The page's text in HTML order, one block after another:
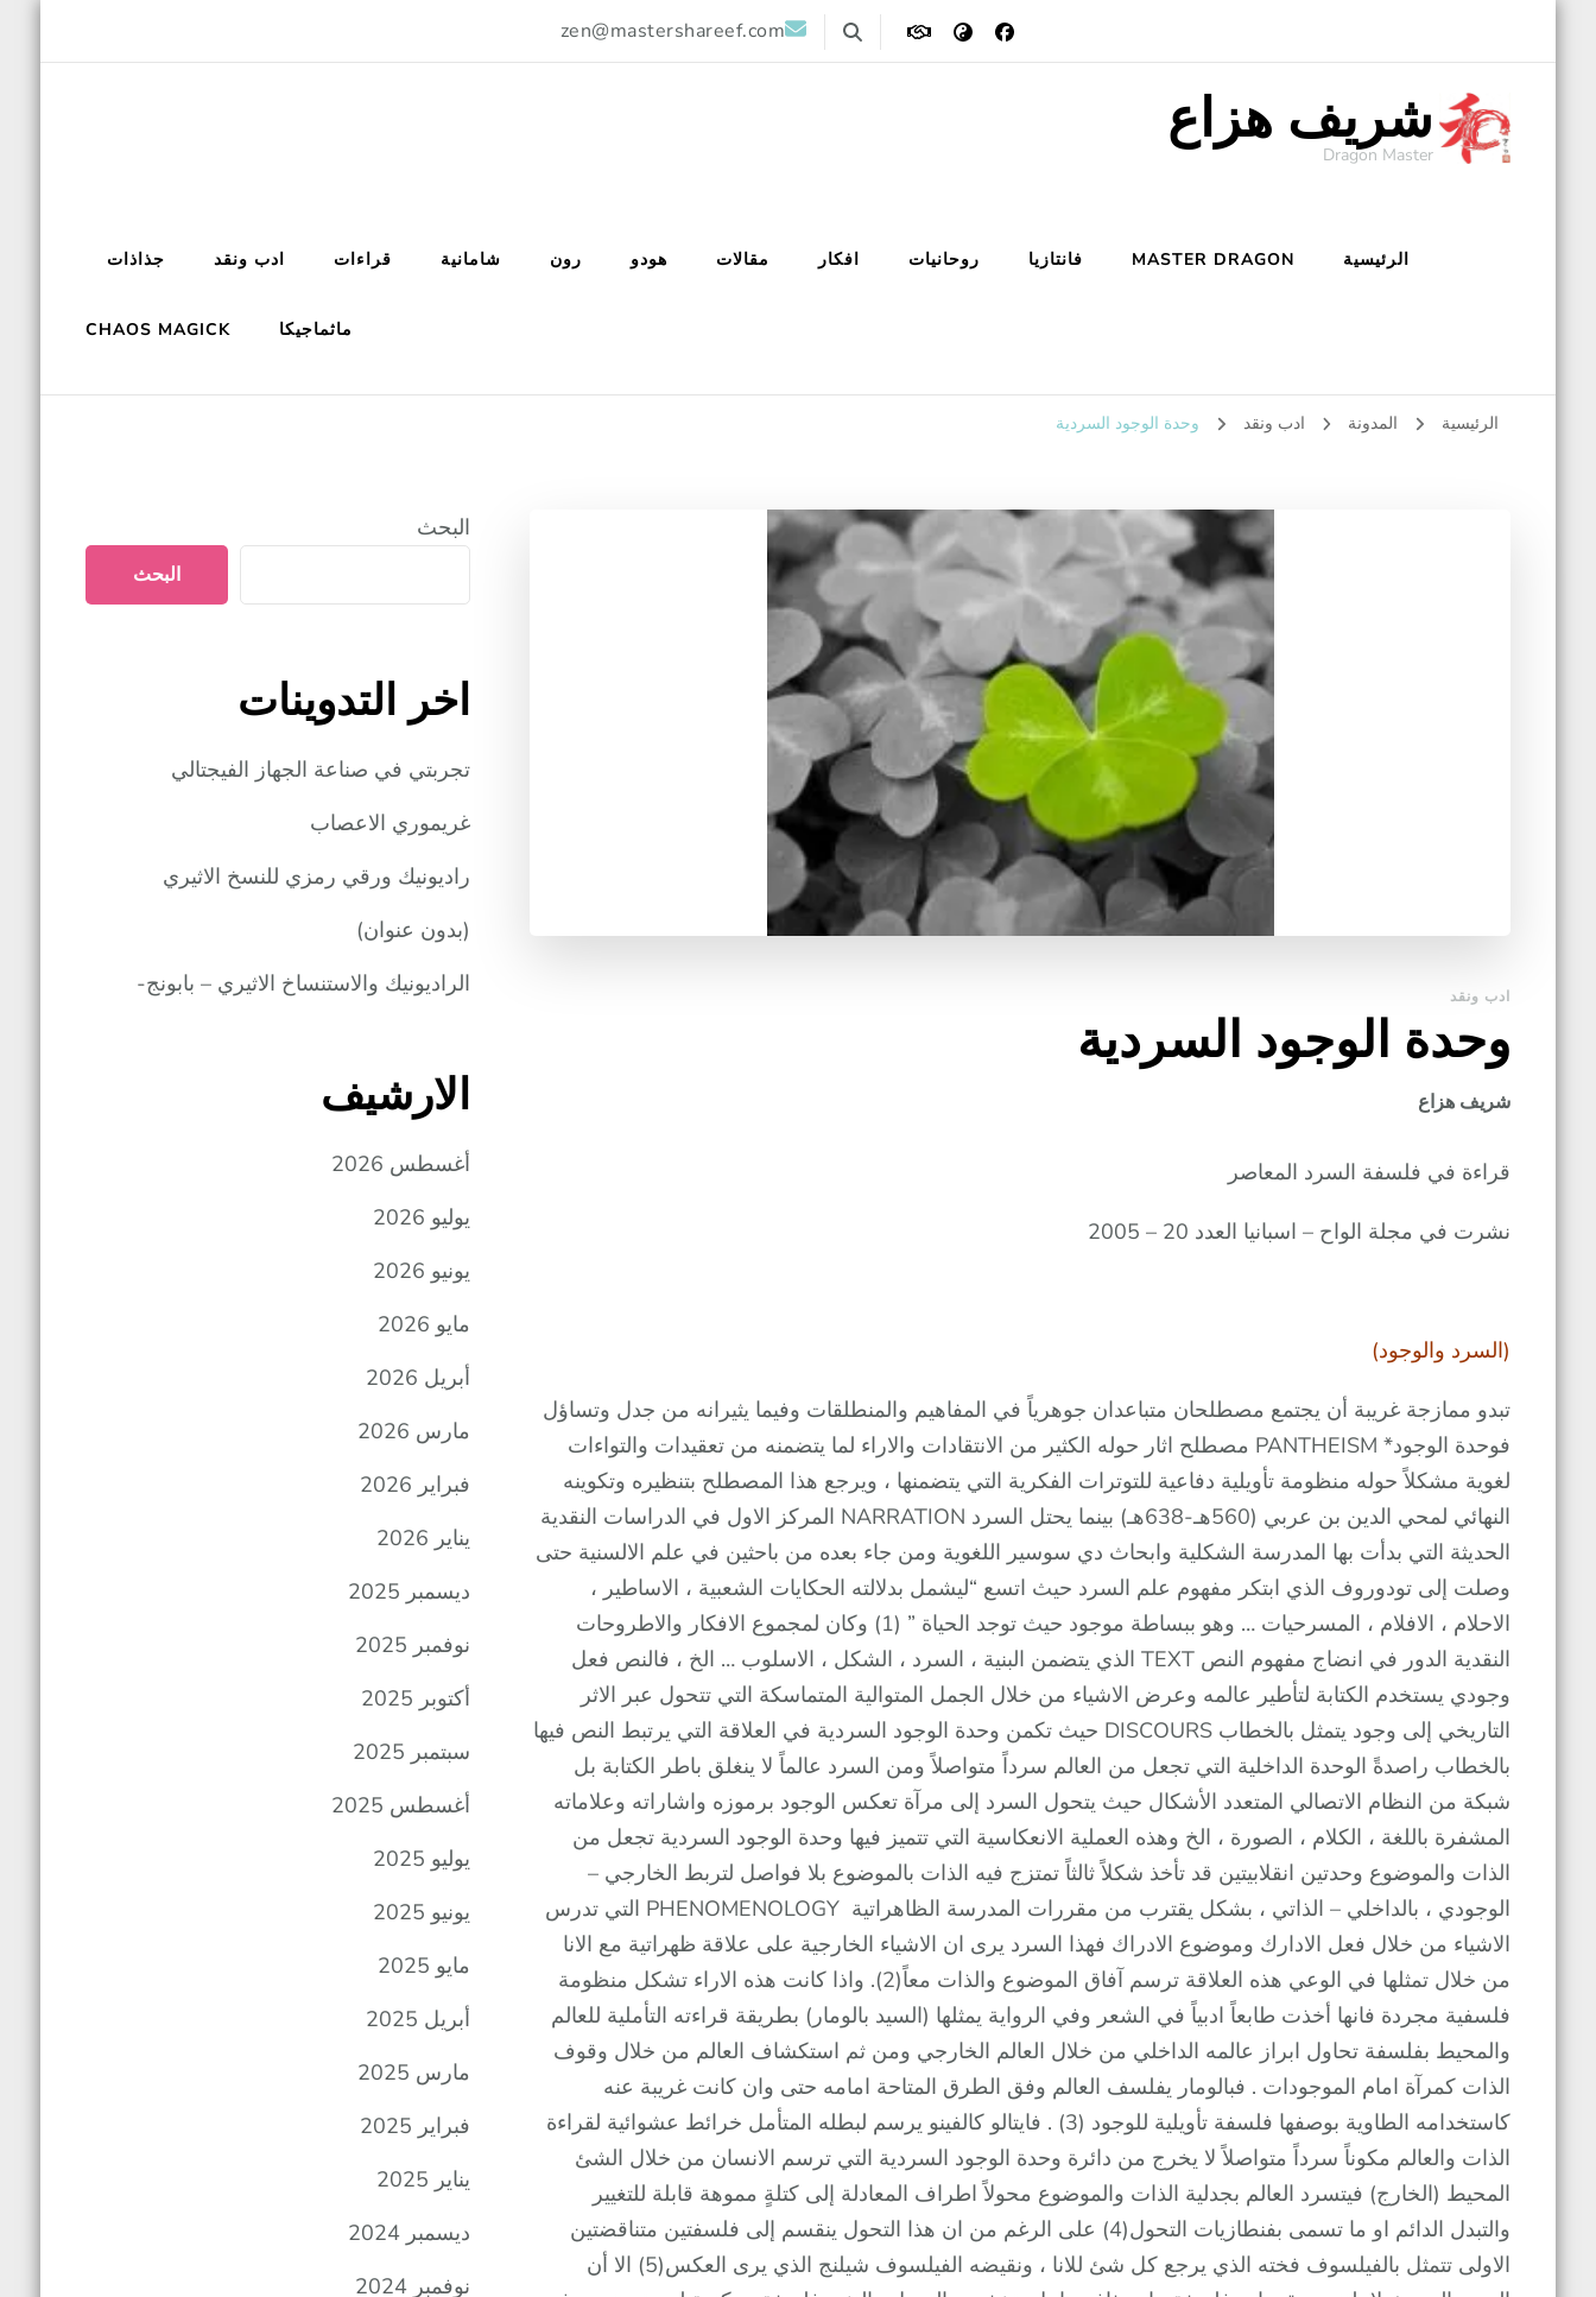
zen@mastershareef.com
شريف هزاع
Dragon Master
الرئيسية MASTER DRAGON فانتازيا روحانيات افكار مقالات هودو رون شامانية قراءات ادب ونقد جذاذات
ماثماجيكا CHAOS MAGICK
الرئيسية المدونة ادب ونقد وحدة الوجود السردية
ادب ونقد
وحدة الوجود السردية
شريف هزاع
قراءة في فلسفة السرد المعاصر
نشرت في مجلة الواح – اسبانيا العدد 20 – 2005
(السرد والوجود)
تبدو ممازجة غريبة أن يجتمع مصطلحان متباعدان جوهرياً في المفاهيم والمنطلقات وفيما يثيرانه من جدل وتساؤل
فوحدة الوجود* PANTHEISM مصطلح اثار حوله الكثير من الانتقادات والاراء لما يتضمنه من تعقيدات والتواءات
لغوية مشكلاً حوله منظومة تأويلية دفاعية للتوترات الفكرية التي يتضمنها ، ويرجع هذا المصطلح بتنظيره وتكوينه
النهائي لمحي الدين بن عربي (560هـ-638هـ) بينما يحتل السرد NARRATION المركز الاول في الدراسات النقدية
الحديثة التي بدأت بها المدرسة الشكلية وابحاث دي سوسير اللغوية ومن جاء بعده من باحثين في علم الالسنية حتى
وصلت إلى تودوروف الذي ابتكر مفهوم علم السرد حيث اتسع “ليشمل بدلالته الحكايات الشعبية ، الاساطير ،
الاحلام ، الافلام ، المسرحيات … وهو ببساطة موجود حيث توجد الحياة ” (1) وكان لمجموع الافكار والاطروحات
النقدية الدور في انضاج مفهوم النص TEXT الذي يتضمن البنية ، السرد ، الشكل ، الاسلوب … الخ ، فالنص فعل
وجودي يستخدم الكتابة لتأطير عالمه وعرض الاشياء من خلال الجمل المتوالية المتماسكة التي تتحول عبر الاثر
التاريخي إلى وجود يتمثل بالخطاب DISCOURS حيث تكمن وحدة الوجود السردية في العلاقة التي يرتبط النص فيها
بالخطاب راصدةً الوحدة الداخلية التي تجعل من العالم سرداً متواصلاً ومن السرد عالماً لا ينغلق باطر الكتابة بل
شبكة من النظام الاتصالي المتعدد الأشكال حيث يتحول السرد إلى مرآة تعكس الوجود برموزه واشاراته وعلاماته
المشفرة باللغة ، الكلام ، الصورة ، الخ وهذه العملية الانعكاسية التي تتميز فيها وحدة الوجود السردية تجعل من
الذات والموضوع وحدتين انقلابيتين قد تأخذ شكلاً ثالثاً تمتزج فيه الذات بالموضوع بلا فواصل لتربط الخارجي –
الوجودي ، بالداخلي – الذاتي ، بشكل يقترب من مقررات المدرسة الظاهراتية PHENOMENOLOGY التي تدرس
الاشياء من خلال فعل الادارك وموضوع الادراك فهذا السرد يرى ان الاشياء الخارجية على علاقة ظهراتية مع الانا
من خلال تمثلها في الوعي هذه العلاقة ترسم آفاق الموضوع والذات معاً(2). واذا كانت هذه الاراء تشكل منظومة
فلسفية مجردة فانها أخذت طابعاً ادبياً في الشعر وفي الرواية يمثلها (السيد بالومار) بطريقة قراءته التأملية للعالم
والمحيط بفلسفة تحاول ابراز عالمه الداخلي من خلال العالم الخارجي ومن ثم استكشاف العالم من خلال وقوف
الذات كمرآة امام الموجودات . فبالومار يفلسف العالم وفق الطرق المتاحة امامه حتى وان كانت غريبة عنه
كاستخدامه الطاوية بوصفها فلسفة تأويلية للوجود (3) . فايتالو كالفينو يرسم لبطله المتأمل خرائط عشوائية لقراءة
الذات والعالم مكوناً سرداً متواصلاً لا يخرج من دائرة وحدة الوجود السردية التي ترسم الانسان من خلال الشئ
المحيط (الخارج) فيتسرد العالم بجدلية الذات والموضوع محولاً اطراف المعادلة إلى كتلةٍ مموهة قابلة للتغيير
والتبدل الدائم او ما تسمى بفنطازيات التحول(4) على الرغم من ان هذا التحول ينقسم إلى فلسفتين متناقضتين
الاولى تتمثل بالفيلسوف فخته الذي يرجع كل شئ للانا ، ونقيضه الفيلسوف شيلنج الذي يرى العكس(5) الا أن
البحث
البحث
اخر التدوينات
تجربتي في صناعة الجهاز الفيجتالي
غريموري الاعصاب
راديونيك ورقي رمزي للنسخ الاثيري
(بدون عنوان)
الراديونيك والاستنساخ الاثيري – بابونج-
الارشيف
أغسطس 2026
يوليو 2026
يونيو 2026
مايو 2026
أبريل 2026
مارس 2026
فبراير 2026
يناير 2026
ديسمبر 2025
نوفمبر 2025
أكتوبر 2025
سبتمبر 2025
أغسطس 2025
يوليو 2025
يونيو 2025
مايو 2025
أبريل 2025
مارس 2025
فبراير 2025
يناير 2025
ديسمبر 2024
نوفمبر 2024